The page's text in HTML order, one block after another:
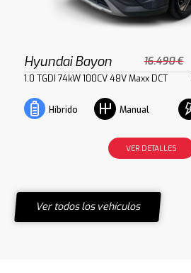
Hyundai Bayon 16.490 €
1.0 TGDI 74kW 100CV 48V Maxx DCT
Híbrido Manual
VER DETALLES
Ver todos los vehículos